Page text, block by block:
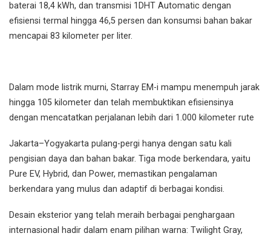
baterai 18,4 kWh, dan transmisi 1DHT Automatic dengan
efisiensi termal hingga 46,5 persen dan konsumsi bahan bakar
mencapai 83 kilometer per liter.
Dalam mode listrik murni, Starray EM-i mampu menempuh jarak
hingga 105 kilometer dan telah membuktikan efisiensinya
dengan mencatatkan perjalanan lebih dari 1.000 kilometer rute
Jakarta–Yogyakarta pulang-pergi hanya dengan satu kali
pengisian daya dan bahan bakar. Tiga mode berkendara, yaitu
Pure EV, Hybrid, dan Power, memastikan pengalaman
berkendara yang mulus dan adaptif di berbagai kondisi.
Desain eksterior yang telah meraih berbagai penghargaan
internasional hadir dalam enam pilihan warna: Twilight Gray,